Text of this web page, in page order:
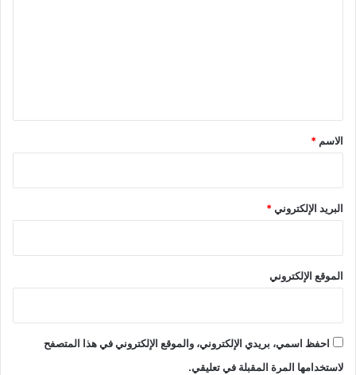
*
الاسم *
البريد الإلكتروني*
الموقع الإلكتروني
احفظ اسمي، بريدي الإلكتروني، والموقع الإلكتروني في هذا المتصفح
لاستخدامها المرة المقبلة في تعليقي.